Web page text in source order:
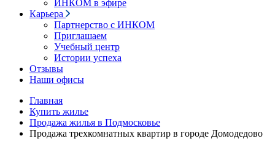
ИНКОМ в эфире
Карьера
Партнерство с ИНКОМ
Приглашаем
Учебный центр
Истории успеха
Отзывы
Наши офисы
Главная
Купить жилье
Продажа жилья в Подмосковье
Продажа трехкомнатных квартир в городе Домодедово